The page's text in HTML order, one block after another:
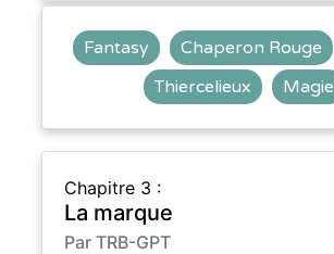
Fantasy Chaperon Rouge
Thiercelieux
Magie
Chapitre 3 :
La marque
Par TRB-GPT